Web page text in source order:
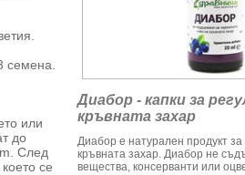
семена.
или
до
След
се
Диабор - капки за
кръвната захар
Диабор е натурален продукт
кръвната захар. Диабор не
вещества, консерванти или